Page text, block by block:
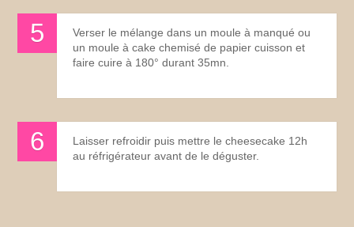
Verser le mélange dans un moule à manqué ou
un moule à cake chemisé de papier cuisson et
faire cuire à 180° durant 35mn.
Laisser refroidir puis mettre le cheesecake 12h
au réfrigérateur avant de le déguster.